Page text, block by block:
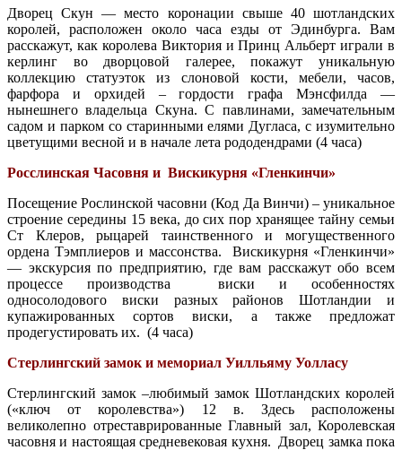
Дворец Скун — место коронации свыше 40 шотландских
королей, расположен около часа езды от Эдинбурга. Вам
расскажут, как королева Виктория и Принц Альберт играли в
керлинг во дворцовой галерее, покажут уникальную
коллекцию статуэток из слоновой кости, мебели, часов,
фарфора и орхидей – гордости графа Мэнсфилда —
нынешнего владельца Скуна. С павлинами, замечательным
садом и парком со старинными елями Дугласа, с изумительно
цветущими весной и в начале лета рододендрами (4 часа)
Росслинская Часовня и Вискикурня «Гленкинчи»
Посещение Рослинской часовни (Код Да Винчи) – уникальное
строение середины 15 века, до сих пор хранящее тайну семьи
Ст Клеров, рыцарей таинственного и могущественного
ордена Тэмплиеров и массонства. Вискикурня «Гленкинчи»
— экскурсия по предприятию, где вам расскажут обо всем
процессе производства виски и особенностях
односолодового виски разных районов Шотландии и
купажированных сортов виски, а также предложат
продегустировать их. (4 часа)
Стерлингский замок и мемориал Уилльяму Уолласу
Стерлингский замок –любимый замок Шотландских королей
(«ключ от королевства») 12 в. Здесь расположены
великолепно отреставрированные Главный зал, Королевская
часовня и настоящая средневековая кухня. Дворец замка пока